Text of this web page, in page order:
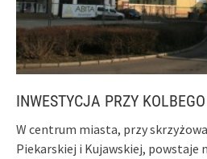
INWESTYCJA PRZY KOLBEGO
W centrum miasta, przy
Piekarskiej i Kujawskiej, powstaje